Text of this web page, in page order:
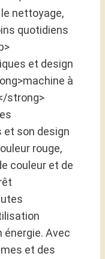
nettoyage,
quotidiens
et design
à
strong>
son design
rouge,
couleur et de
énergie. Avec
et des